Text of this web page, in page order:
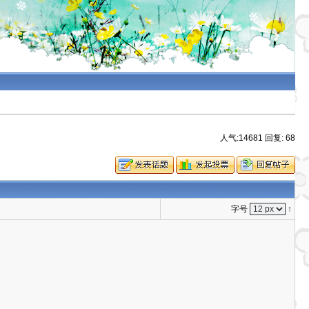
人气:14681 回复: 68
字号 ↑